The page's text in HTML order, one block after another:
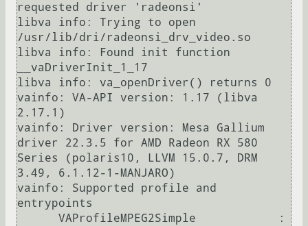
requested driver 'radeonsi'
libva info: Trying to open
/usr/lib/dri/radeonsi_drv_video.so
libva info: Found init function
__vaDriverInit_1_17
libva info: va_openDriver() returns 0
vainfo: VA-API version: 1.17 (libva
2.17.1)
vainfo: Driver version: Mesa Gallium
driver 22.3.5 for AMD Radeon RX 580
Series (polaris10, LLVM 15.0.7, DRM
3.49, 6.1.12-1-MANJARO)
vainfo: Supported profile and
entrypoints